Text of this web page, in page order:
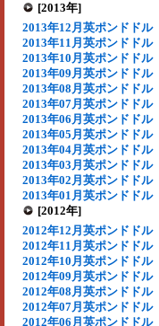
[2013年]
2013年12月英ポンドドル
2013年11月英ポンドドル
2013年10月英ポンドドル
2013年09月英ポンドドル
2013年08月英ポンドドル
2013年07月英ポンドドル
2013年06月英ポンドドル
2013年05月英ポンドドル
2013年04月英ポンドドル
2013年03月英ポンドドル
2013年02月英ポンドドル
2013年01月英ポンドドル
[2012年]
2012年12月英ポンドドル
2012年11月英ポンドドル
2012年10月英ポンドドル
2012年09月英ポンドドル
2012年08月英ポンドドル
2012年07月英ポンドドル
2012年06月英ポンドドル